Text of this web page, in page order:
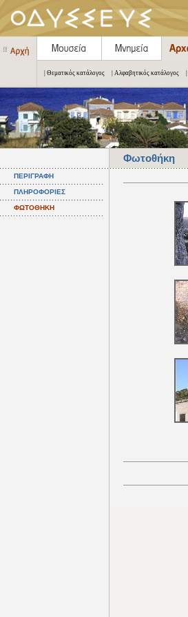
| Θεματικός κατάλογος | Αλφαβητικός κατάλογος
Φωτοθήκη
ΠΕΡΙΓΡΑΦΗ
ΠΛΗΡΟΦΟΡΙΕΣ
ΦΩΤΟΘΗΚΗ